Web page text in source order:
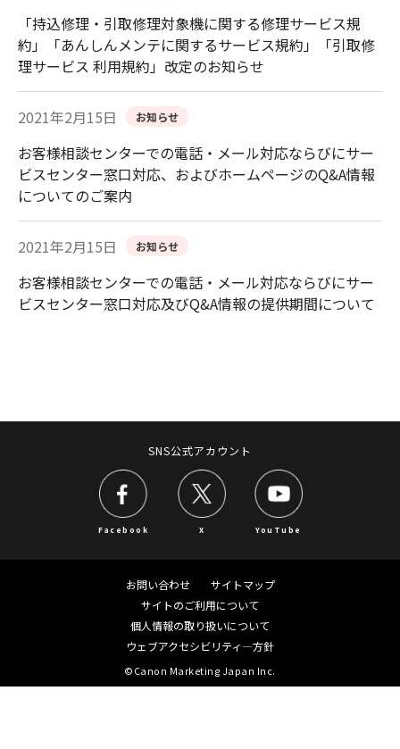
「持込修理・引取修理対象機に関する修理サービス規
約」「あんしんメンテに関するサービス規約」「引取修
理サービス 利用規約」改定のお知らせ
2021年2月15日 お知らせ
お客様相談センターでの電話・メール対応ならびにサー
ビスセンター窓口対応、およびホームページのQ&A情報
についてのご案内
2021年2月15日 お知らせ
お客様相談センターでの電話・メール対応ならびにサー
ビスセンター窓口対応及びQ&A情報の提供期間について
SNS公式アカウント
Facebook X YouTube
お問い合わせ
サイトマップ
サイトのご利用について
個人情報の取り扱いについて
ウェブアクセシビリティ―方針
©Canon Marketing Japan Inc.